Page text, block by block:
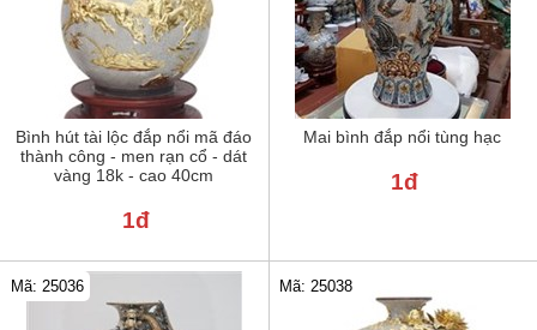
Bình hút tài lộc đắp nổi mã đáo
thành công - men rạn cổ - dát
vàng 18k - cao 40cm
1đ
Mai bình đắp nổi tùng hạc
1đ
Mã: 25036 Mã: 25038